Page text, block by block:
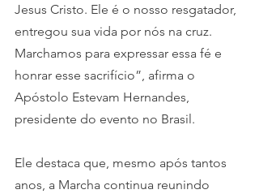
Jesus Cristo. Ele é o nosso resgatador,
entregou sua vida por nós na cruz.
Marchamos para expressar essa fé e
honrar esse sacrifício”, afirma o
Apóstolo Estevam Hernandes,
presidente do evento no Brasil.
Ele destaca que, mesmo após tantos
anos, a Marcha continua reunindo